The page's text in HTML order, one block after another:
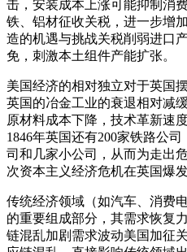
击，安装成本上涨可能抑制消
铁、铝材征收关税，进一步增
造的机遇与挑战关税削弱进口
免，刺激本土组件产能扩张。
美国经济的相对独立对于英国
英国的冶金工业的衰退相对减
原材料成本下降，技术革新速
1846年英国还有200家铁路公
司和几家小公司，从而为走出
次资本主义经济危机在英国爆发
传统经济领域（如汽车、消费
的重要组成部分，其需求恢复
链混乱加剧需求波动美国加征